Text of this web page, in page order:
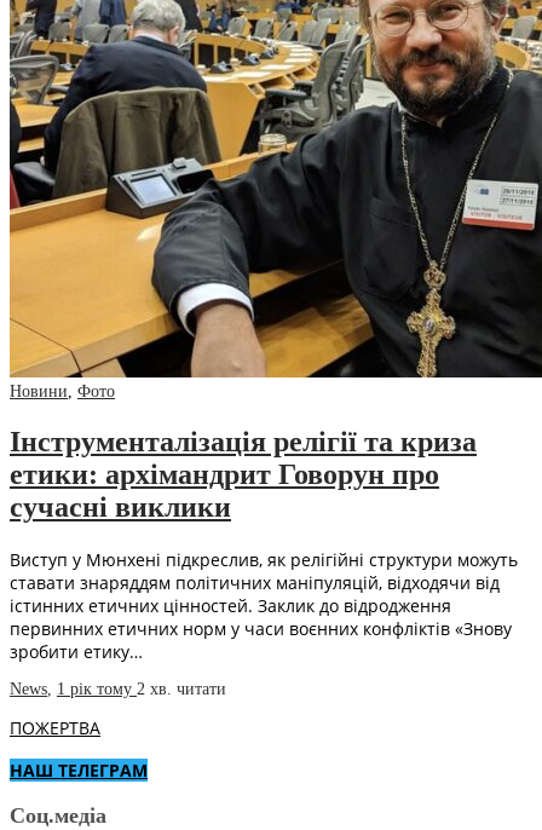
Новини, Фото
Інструменталізація релігії та криза
етики: архімандрит Говорун про
сучасні виклики
Виступ у Мюнхені підкреслив, як релігійні структури можуть
ставати знаряддям політичних маніпуляцій, відходячи від
істинних етичних цінностей. Заклик до відродження
первинних етичних норм у часи воєнних конфліктів «Знову
зробити етику…
News, 1 рік тому 2 хв. читати
ПОЖЕРТВА
НАШ ТЕЛЕГРАМ
Соц.медіа